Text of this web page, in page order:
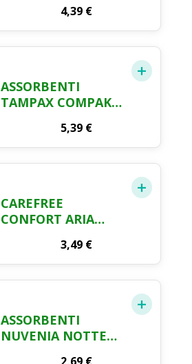
4,39 €
ASSORBENTI
TAMPAX COMPAK
5,39 €
CAREFREE
CONFORT ARIA
3,49 €
ASSORBENTI
NUVENIA NOTTE